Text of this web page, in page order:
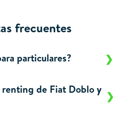
frecuentes
particulares?
renting de Fiat Doblo y